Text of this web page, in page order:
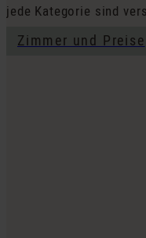
jede Kategorie sind
Zimmer und Preise